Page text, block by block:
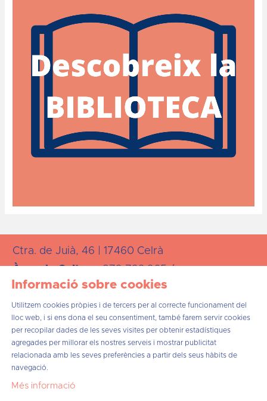
Ctra. de Juià, 46 | 17460 Celrà
Àrea deCultura:872 723 265 /
cultura@celra.cat
Sitemap
Informació sobre cookies
Utilitzem cookies pròpies i de tercers per al correcte funcionament del
lloc web, i si ens dona el seu consentiment, també farem servir cookies
per recopilar dades de les seves visites per obtenir estadístiques
agregades per millorar els nostres serveis i mostrar publicitat
relacionada amb les seves preferències a partir dels seus hàbits de
navegació.
Més informació